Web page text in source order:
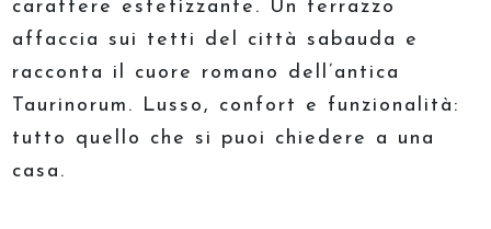
carattere estetizzante. Un terrazzo
affaccia sui tetti del città sabauda e
racconta il cuore romano dell’antica
Taurinorum. Lusso, confort e funzionalità:
tutto quello che si puoi chiedere a una
casa.